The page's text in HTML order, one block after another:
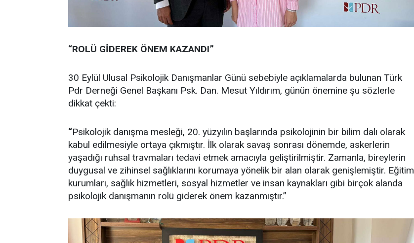
“ROLÜ GİDEREK ÖNEM KAZANDI”
30 Eylül Ulusal Psikolojik Danışmanlar Günü sebebiyle açıklamalarda bulunan Türk
Pdr Derneği Genel Başkanı Psk. Dan. Mesut Yıldırım, günün önemine şu sözlerle
dikkat çekti:
“Psikolojik danışma mesleği, 20. yüzyılın başlarında psikolojinin bir bilim dalı olarak
kabul edilmesiyle ortaya çıkmıştır. İlk olarak savaş sonrası dönemde, askerlerin
yaşadığı ruhsal travmaları tedavi etmek amacıyla geliştirilmiştir. Zamanla, bireylerin
duygusal ve zihinsel sağlıklarını korumaya yönelik bir alan olarak genişlemiştir. Eğitim
kurumları, sağlık hizmetleri, sosyal hizmetler ve insan kaynakları gibi birçok alanda
psikolojik danışmanın rolü giderek önem kazanmıştır.”